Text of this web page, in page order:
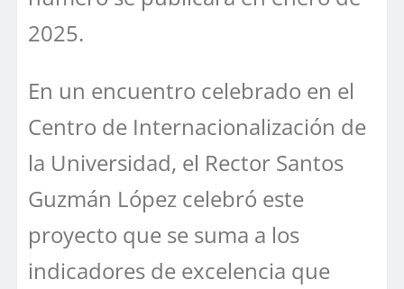
2025.
En un encuentro celebrado en el
Centro de Internacionalización de
la Universidad, el Rector Santos
Guzmán López celebró este
proyecto que se suma a los
indicadores de excelencia que